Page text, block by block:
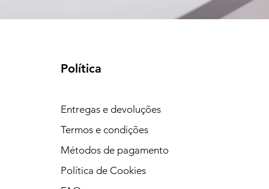
Política
Entregas e devoluções
Termos e condições
Métodos de pagamento
Política de Cookies